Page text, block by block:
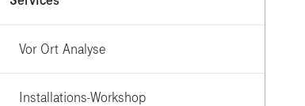
Vor Ort Analyse
Installations-Workshop